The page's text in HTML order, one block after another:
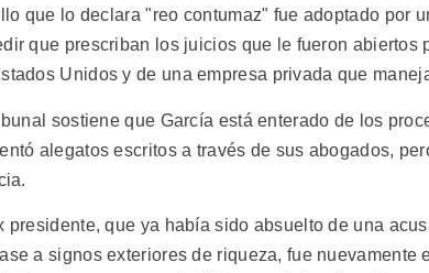
que lo declara "reo contumaz" fue adoptado por
que prescriban los juicios que le fueron
Unidos y de una empresa privada que
sostiene que García está enterado de los
alegatos escritos a través de sus abogados,
presidente, que ya había sido absuelto de una
a signos exteriores de riqueza, fue